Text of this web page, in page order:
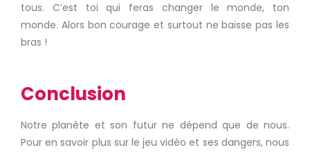
tous. C’est toi qui feras changer le monde, ton
monde. Alors bon courage et surtout ne baisse pas les
bras !
Conclusion
Notre planète et son futur ne dépend que de nous.
Pour en savoir plus sur le jeu vidéo et ses dangers, nous